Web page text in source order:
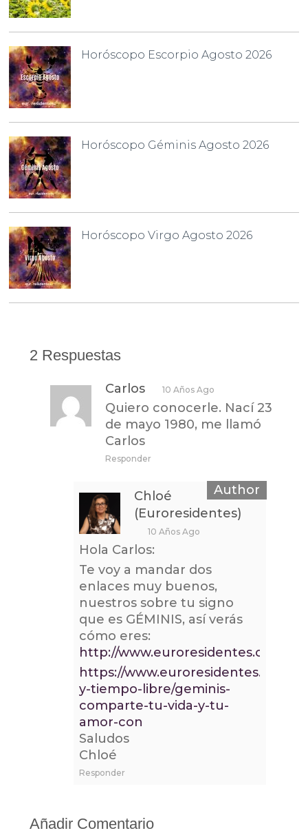
Horóscopo Escorpio Agosto 2026
Horóscopo Géminis Agosto 2026
Horóscopo Virgo Agosto 2026
2 Respuestas
Carlos 10 Años Ago
Quiero conocerle. Nací 23
de mayo 1980, me llamó
Carlos
Responder
Chloé
(Euroresidentes)
10 Años Ago
Hola Carlos:
Te voy a mandar dos
enlaces muy buenos,
nuestros sobre tu signo
que es GÉMINIS, así verás
cómo eres:
http://www.euroresidentes.com/
https://www.euroresidentes.com/
y-tiempo-libre/geminis-
comparte-tu-vida-y-tu-
amor-con
Saludos
Chloé
Responder
Añadir Comentario